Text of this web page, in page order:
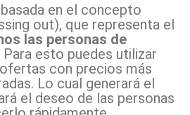
en el concepto
out), que representa el
las personas de
Para esto puedes utilizar
con precios más
Lo cual generará el
el deseo de las personas